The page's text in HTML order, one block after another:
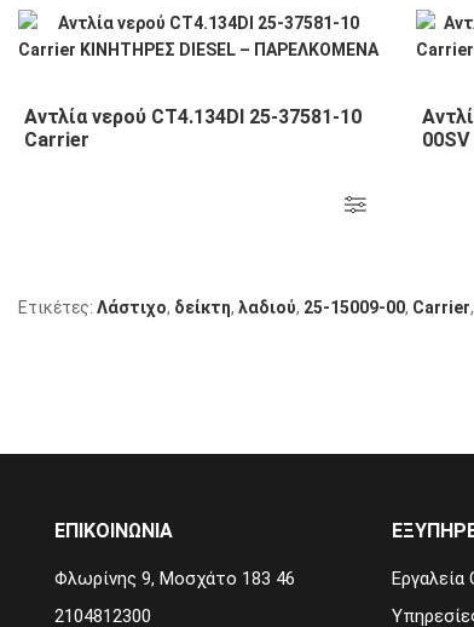
Αντλία νερού CT4.134DI 25-37581-10
Carrier
Ετικέτες: Λάστιχο, δείκτη, λαδιού, 25-15009-00, Carrier,
ΕΠΙΚΟΙΝΩΝΙΑ
Φλωρίνης 9, Μοσχάτο 183 46
2104812300
Εργαλεία